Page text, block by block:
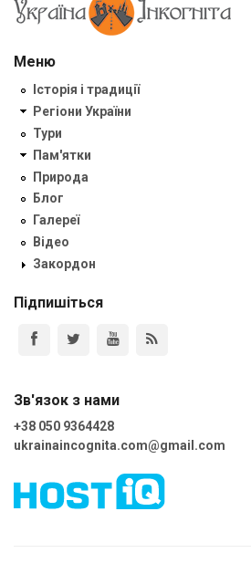
Меню
Історія і традиції
Регіони України
Тури
Пам'ятки
Природа
Блог
Галереї
Відео
Закордон
Підпишіться
Зв'язок з нами
+38 050 9364428
ukrainaincognita.com@gmail.com